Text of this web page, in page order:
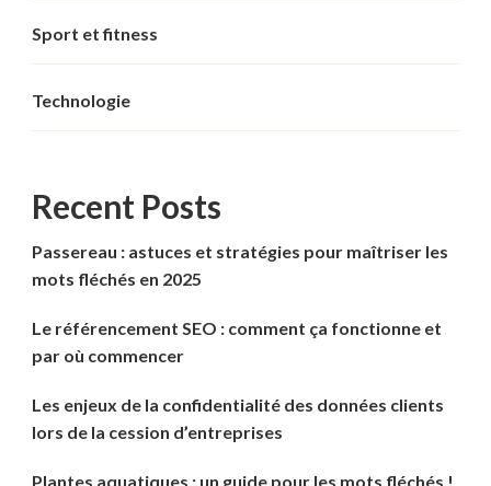
Sport et fitness
Technologie
Recent Posts
Passereau : astuces et stratégies pour maîtriser les
mots fléchés en 2025
Le référencement SEO : comment ça fonctionne et
par où commencer
Les enjeux de la confidentialité des données clients
lors de la cession d’entreprises
Plantes aquatiques : un guide pour les mots fléchés !